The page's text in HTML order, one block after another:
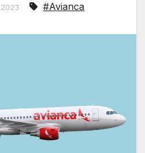
#Avianca